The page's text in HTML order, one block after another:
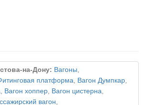
на-Дону: Вагоны,
платформа, Вагон Думпкар,
, Вагон хоппер, Вагон цистерна,
вагон,